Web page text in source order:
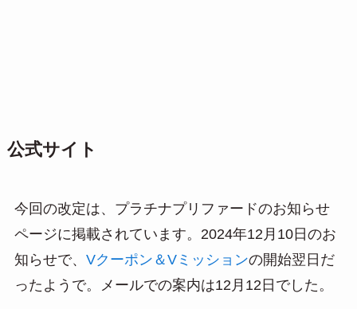
公式サイト
今回の改定は、プラチナプリファードのお知らせ
ページに掲載されています。2024年12月10日のお
知らせで、 Vクーポン＆Vミッションの開始翌日だ
ったようで。メールでの案内は12月12日でした。